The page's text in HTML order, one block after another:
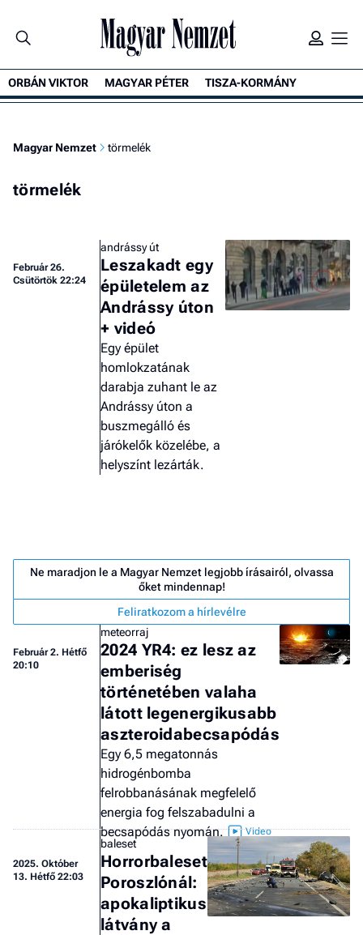
ORBÁN VIKTOR MAGYAR PÉTER TISZA-KORMÁNY
Magyar Nemzet törmelék
törmelék
Február 26.
Csütörtök 22:24
andrássy út
Leszakadt egy
épületelem az
Andrássy úton
+ videó
Egy épület
homlokzatának
darabja zuhant le az
Andrássy úton a
buszmegálló és
járókelők közelébe, a
helyszínt lezárták.
Ne maradjon le a Magyar Nemzet legjobb írásairól, olvassa
őket mindennap!
Feliratkozom a hírlevélre
Február 2. Hétfő
20:10
meteorraj
2024 YR4: ez lesz az
emberiség
történetében valaha
látott legenergikusabb
aszteroidabecsapódás
Egy 6,5 megatonnás
hidrogénbomba
felrobbanásának megfelelő
energia fog felszabadulni a
becsapódás nyomán.
2025. Október
13. Hétfő 22:03
baleset
Horrorbaleset
Poroszlónál:
apokaliptikus
látvány a